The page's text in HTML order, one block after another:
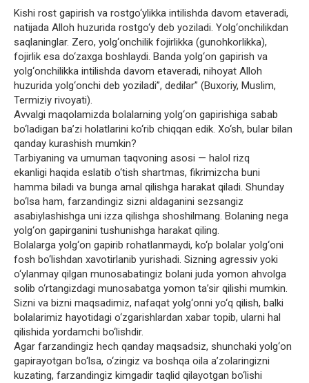
Kishi rost gapirish va rostgo‘ylikka intilishda davom etaveradi,
natijada Alloh huzurida rostgo‘y deb yoziladi. Yolg‘onchilikdan
saqlaninglar. Zero, yolg‘onchilik fojirlikka (gunohkorlikka),
fojirlik esa do‘zaxga boshlaydi. Banda yolg‘on gapirish va
yolg‘onchilikka intilishda davom etaveradi, nihoyat Alloh
huzurida yolg‘onchi deb yoziladi”, dedilar” (Buxoriy, Muslim,
Termiziy rivoyati).
Avvalgi maqolamizda bolalarning yolg‘on gapirishiga sabab
bo‘ladigan ba’zi holatlarini ko‘rib chiqqan edik. Xo‘sh, bular bilan
qanday kurashish mumkin?
Tarbiyaning va umuman taqvoning asosi — halol rizq
ekanligi haqida eslatib o‘tish shartmas, fikrimizcha buni
hamma biladi va bunga amal qilishga harakat qiladi. Shunday
bo‘lsa ham, farzandingiz sizni aldaganini sezsangiz
asabiylashishga uni izza qilishga shoshilmang. Bolaning nega
yolg‘on gapirganini tushunishga harakat qiling.
Bolalarga yolg‘on gapirib rohatlanmaydi, ko‘p bolalar yolg‘oni
fosh bo‘lishdan xavotirlanib yurishadi. Sizning agressiv yoki
o‘ylanmay qilgan munosabatingiz bolani juda yomon ahvolga
solib o‘rtangizdagi munosabatga yomon ta’sir qilishi mumkin.
Sizni va bizni maqsadimiz, nafaqat yolg‘onni yo‘q qilish, balki
bolalarimiz hayotidagi o‘zgarishlardan xabar topib, ularni hal
qilishida yordamchi bo‘lishdir.
Agar farzandingiz hech qanday maqsadsiz, shunchaki yolg‘on
gapirayotgan bo‘lsa, o‘zingiz va boshqa oila a’zolaringizni
kuzating, farzandingiz kimgadir taqlid qilayotgan bo‘lishi